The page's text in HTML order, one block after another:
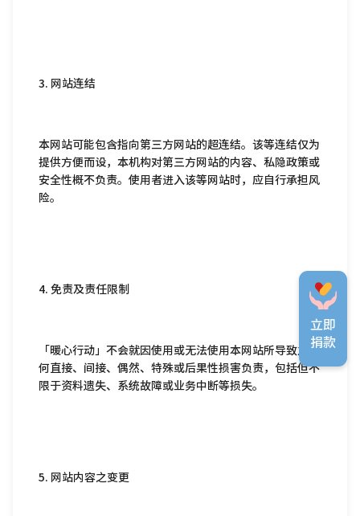
3. 网站连结
本网站可能包含指向第三方网站的超连结。该等连结仅为
提供方便而设，本机构对第三方网站的内容、私隐政策或
安全性概不负责。使用者进入该等网站时，应自行承担风
险。
4. 免责及责任限制
「暖心行动」不会就因使用或无法使用本网站所导致之任
何直接、间接、偶然、特殊或后果性损害负责，包括但不
限于资料遗失、系统故障或业务中断等损失。
5. 网站内容之变更
立即
捐款